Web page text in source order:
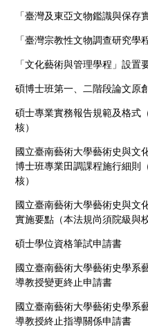
「臺灣及東亞文物鑑識與保存
「臺灣宗教性文物調查研究學
「文化藝術與管理學程」設置
碩博士班第一、二階段論文原
碩士專業實務報告規範及格式
核）
國立臺南藝術大學藝術史與文
博士班專業田調課程施行細則
核）
國立臺南藝術大學藝術史與文
實施要點（本法規尚須院級與
碩士學位資格筆試申請書
國立臺南藝術大學藝術史學系
導教授變更終止申請書
國立臺南藝術大學藝術史學系
導教授終止指導關係申請書